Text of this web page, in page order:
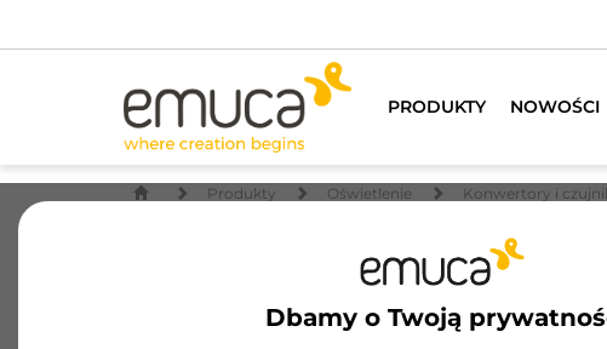
PRODUKTY NOWOŚCI
Dbamy o Twoją
Produkty Oświetlenie Konwertory i